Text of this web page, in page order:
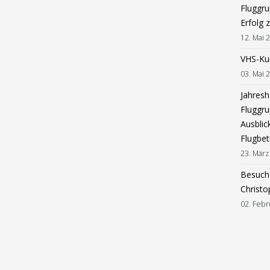
Erfolg
12. Mai
VHS-
03. Mai
23.
02.